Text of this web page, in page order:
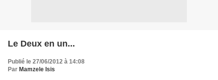
Le Deux en un...
Publié le 27/06/2012 à 14:08
Par Mamzele Isis